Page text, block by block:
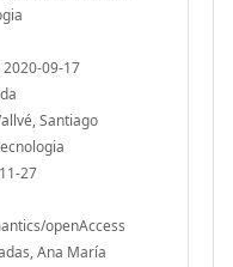
2020-09-17
Santiago
27
openAccess
Ana María